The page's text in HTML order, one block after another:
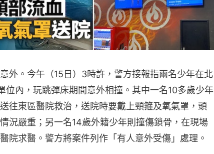
外。今午（15日）3時許，警方接報指兩名少年在北
位內，玩跳彈床期間意外相撞。其中一名10多歲少年
往東區醫院救治，送院時要戴上頸箍及氧氣罩，頭
況嚴重；另一名14歲外籍少年則撞傷鎖骨，在現場
院求醫。警方將案件列作「有人意外受傷」處理。